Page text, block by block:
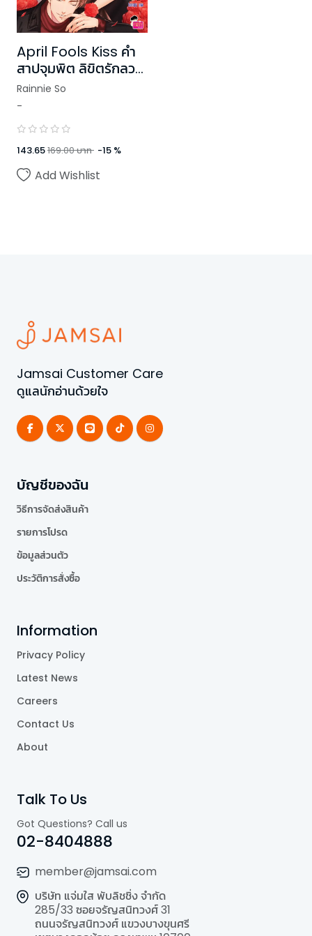
April Fools Kiss คำ
สาปจุมพิต ลิขิตรักลวง
ร้าย
Rainnie So
-
143.65169.00บาท -15 %
Add Wishlist
Jamsai Customer Care
ดูแลนักอ่านด้วยใจ
บัญชีของฉัน
วิธีการจัดส่งสินค้า
รายการโปรด
ข้อมูลส่วนตัว
ประวัติการสั่งซื้อ
Information
Privacy Policy
Latest News
Careers
Contact Us
About
Talk To Us
Got Questions? Call us
02-8404888
member@jamsai.com
บริษัท แจ่มใส พับลิชชิ่ง จำกัด
285/33 ซอยจรัญสนิทวงศ์ 31
ถนนจรัญสนิทวงศ์ แขวงบางขุนศรี